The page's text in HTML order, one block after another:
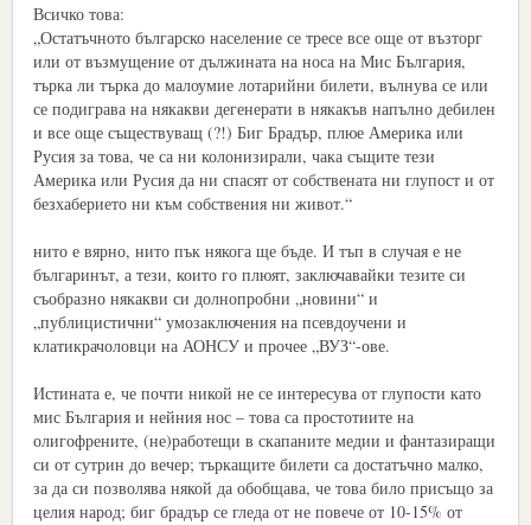
Всичко това:
„Остатъчното българско население се тресе все още от възторг
или от възмущение от дължината на носа на Мис България,
търка ли търка до малоумие лотарийни билети, вълнува се или
се подиграва на някакви дегенерати в някакъв напълно дебилен
и все още съществуващ (?!) Биг Брадър, плюе Америка или
Русия за това, че са ни колонизирали, чака същите тези
Америка или Русия да ни спасят от собствената ни глупост и от
безхаберието ни към собствения ни живот.“
нито е вярно, нито пък някога ще бъде. И тъп в случая е не
българинът, а тези, които го плюят, заключавайки тезите си
съобразно някакви си долнопробни „новини“ и
„публицистични“ умозаключения на псевдоучени и
клатикрачоловци на АОНСУ и прочее „ВУЗ“-ове.
Истината е, че почти никой не се интересува от глупости като
мис България и нейния нос – това са простотиите на
олигофрените, (не)работещи в скапаните медии и фантазиращи
си от сутрин до вечер; търкащите билети са достатъчно малко,
за да си позволява някой да обобщава, че това било присъщо за
целия народ; биг брадър се гледа от не повече от 10-15% от